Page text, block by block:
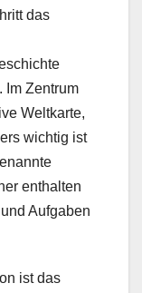
das
Im Zentrum
Weltkarte,
wichtig ist
enthalten
Aufgaben
ist das